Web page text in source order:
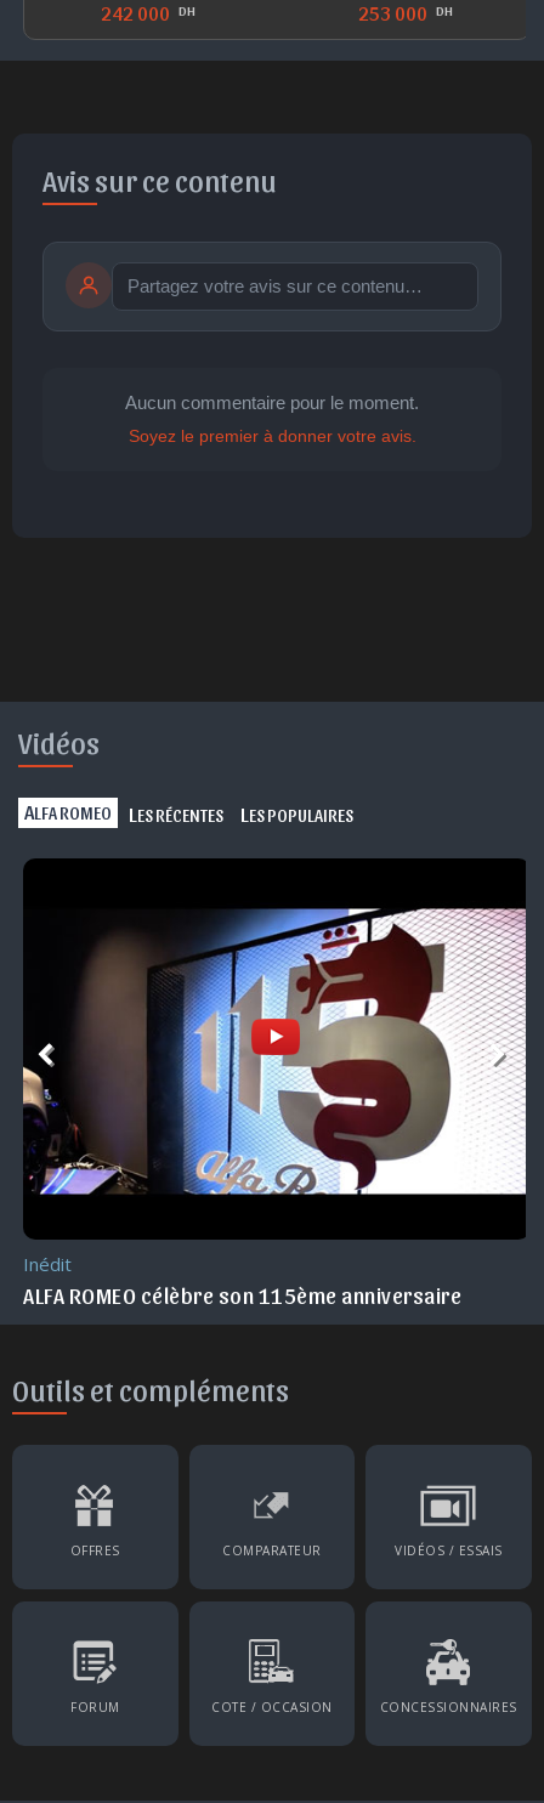
242 000 DH 253 000 DH
Avis sur ce contenu
publication immédiate Publier
Aucun commentaire pour le moment.
Soyez le premier à donner votre avis.
Vidéos
ALFA ROMEO L ES RÉCENTES L ES POPULAIRES
Inédit
ALFA ROMEO célèbre son 115ème anniversaire
Outils et compléments
OFFRES COMPARATEUR VIDÉOS / ESSAIS
FORUM COTE / OCCASION CONCESSIONNAIRES